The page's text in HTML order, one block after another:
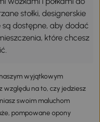
stołki, designerskie
dostępne, aby dodać
które chcesz
wyjątkowym
względu na to, czy jedziesz
swoim maluchom
pompowane opony